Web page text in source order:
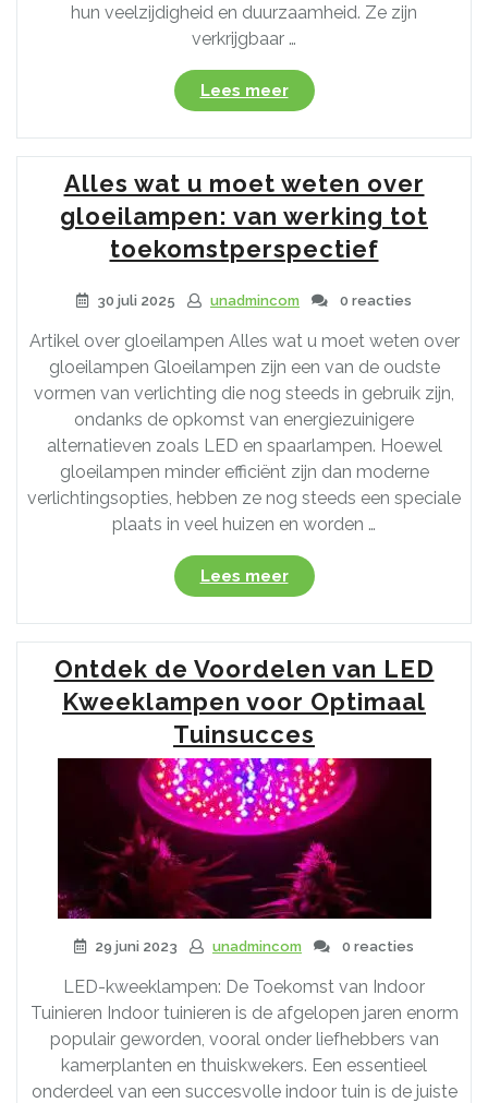
hun veelzijdigheid en duurzaamheid. Ze zijn
verkrijgbaar …
Lees meer“Alles
Over
LED
Armaturen:
De
Moderne
Verlichtingsoptie
met
Voordelen”
Alles wat u moet weten over
gloeilampen: van werking tot
toekomstperspectief
30 juli 2025 unadmincom 0 reacties
Artikel over gloeilampen Alles wat u moet weten over
gloeilampen Gloeilampen zijn een van de oudste
vormen van verlichting die nog steeds in gebruik zijn,
ondanks de opkomst van energiezuinigere
alternatieven zoals LED en spaarlampen. Hoewel
gloeilampen minder efficiënt zijn dan moderne
verlichtingsopties, hebben ze nog steeds een speciale
plaats in veel huizen en worden …
Lees meer“Alles
wat
u
moet
weten
over
gloeilampen:
van
werking
tot
toekomstperspectief”
Ontdek de Voordelen van LED
Kweeklampen voor Optimaal
Tuinsucces
29 juni 2023 unadmincom 0 reacties
LED-kweeklampen: De Toekomst van Indoor
Tuinieren Indoor tuinieren is de afgelopen jaren enorm
populair geworden, vooral onder liefhebbers van
kamerplanten en thuiskwekers. Een essentieel
onderdeel van een succesvolle indoor tuin is de juiste